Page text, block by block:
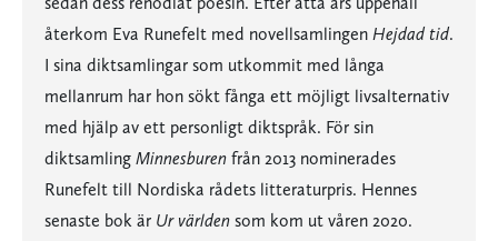
återkom Eva Runefelt med novellsamlingen Hejdad tid.
I sina diktsamlingar som utkommit med långa
mellanrum har hon sökt fånga ett möjligt livsalternativ
med hjälp av ett personligt diktspråk. För sin
diktsamling Minnesburen från 2013 nominerades
Runefelt till Nordiska rådets litteraturpris. Hennes
senaste bok är Ur världen som kom ut våren 2020.